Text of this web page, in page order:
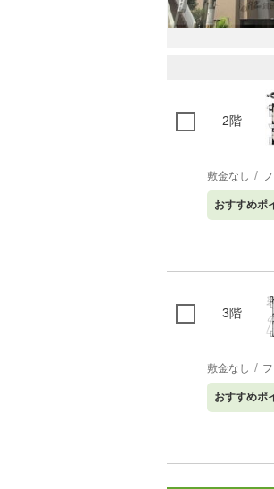
2階
敷金なし
おすすめポ
3階
敷金なし
おすすめポ